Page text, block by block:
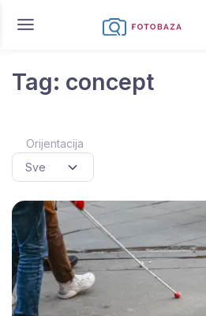
Tag: concept
Orijentacija